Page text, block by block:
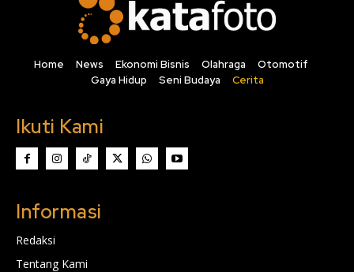
Home News Ekonomi Bisnis Olahraga
Otomotif
Gaya Hidup
Seni Budaya Cerita
Ikuti Kami
Informasi
Redaksi
Tentang Kami